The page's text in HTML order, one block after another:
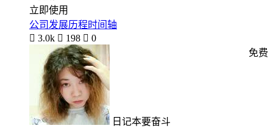
立即使用
公司发展历程时间轴
 3.0k  198  0
日记本要奋斗
免费